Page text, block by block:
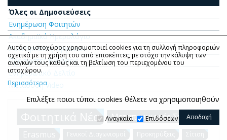
Όλες οι Δημοσιεύσεις
Ενημέρωση Φοιτητών
Ακαδημαϊκό Ημερολόγιο
Συνεδριάσεις Οργάνων
Πρόσφατες Εκδόσεις
Ενημερωτικό Δελτίο
Μετάδοση Video
Φοιτητικά Νέα
Μεταπτυχιακές Σπουδές
Erasmus
Γενικοί Διαγωνισμοί Προκηρύξεις Σίτιση
Αυτός ο ιστοχώρος χρησιμοποιεί cookies για τη συλλογή πληροφοριών
σχετικά με τη χρήση του από επισκέπτες, με στόχο την κάλυψη των
αναγκών τους καθώς και τη βελτίωση του περιεχομένου του
ιστοχώρου.
Περισσότερα
Επιλέξτε ποιοι τύποι cookies θέλετε να χρησιμοποιηθούν
Αναγκαία Επιδόσεων